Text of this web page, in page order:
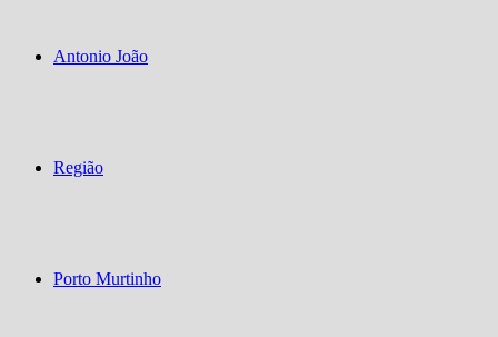
Antonio João
Região
Porto Murtinho